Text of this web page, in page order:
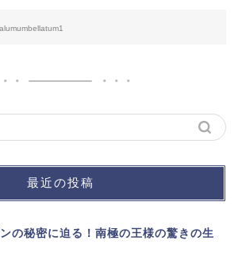
最近の投稿
の秘密に迫る！南極の王様の驚きの生